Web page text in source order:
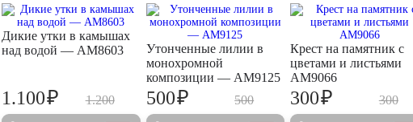
Дикие утки в камышах
над водой — AM8603
1.200
1.100₽
Утонченные лилии в
монохромной
композиции — AM9125
500
500₽
Крест на памятник с
цветами и листьями
AM9066
300
300₽